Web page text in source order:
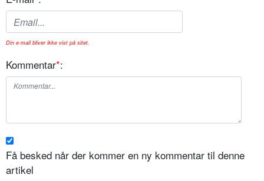
Din e-mail bliver ikke vist på sitet.
Kommentar*:
Få besked når der kommer en ny kommentar til denne
artikel